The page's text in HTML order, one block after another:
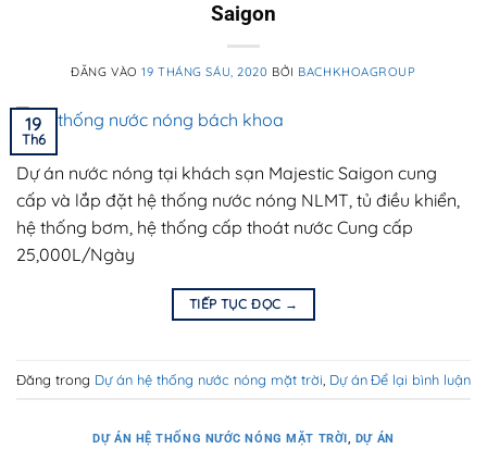
Saigon
ĐĂNG VÀO19 THÁNG SÁU, 2020 BỞI BACHKHOAGROUP
19
Th6
Dự án nước nóng tại khách sạn Majestic Saigon cung
cấp và lắp đặt hệ thống nước nóng NLMT, tủ điều khiển,
hệ thống bơm, hệ thống cấp thoát nước Cung cấp
25,000L/Ngày
TIẾP TỤC ĐỌC →
Đăng trong Dự án hệ thống nước nóng mặt trời Dự ánĐể lại bình luận
DỰ ÁN HỆ THỐNG NƯỚC NÓNG MẶT TRỜI , DỰ ÁN